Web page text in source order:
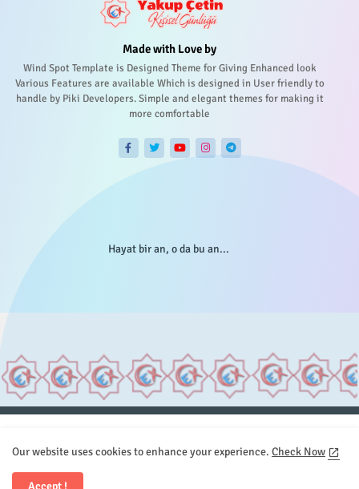
Made with Love by
Wind Spot Template is Designed Theme for Giving Enhanced look
Various Features are available Which is designed in User friendly to
handle by Piki Developers. Simple and elegant themes for making it
more comfortable
Hayat bir an, o da bu an...
Sitemap
İletişim
Our website uses cookies to enhance your experience. Check Now
Accept !